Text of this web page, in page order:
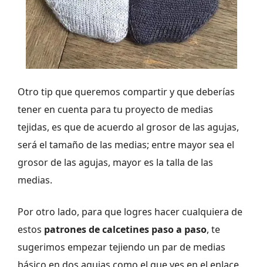
Otro tip que queremos compartir y que deberías
tener en cuenta para tu proyecto de medias
tejidas, es que de acuerdo al grosor de las agujas,
será el tamaño de las medias; entre mayor sea el
grosor de las agujas, mayor es la talla de las
medias.
Por otro lado, para que logres hacer cualquiera de
estos patrones de calcetines paso a paso, te
sugerimos empezar tejiendo un par de medias